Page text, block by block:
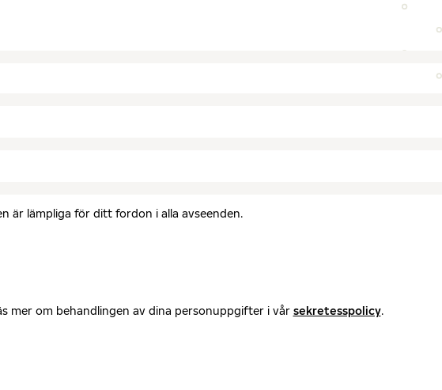
är lämpliga för ditt fordon i alla avseenden.
mer om behandlingen av dina personuppgifter i vår sekretesspolicy.